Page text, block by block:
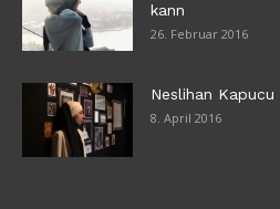
kann
26. Februar 2016
Neslihan
8. April 2016